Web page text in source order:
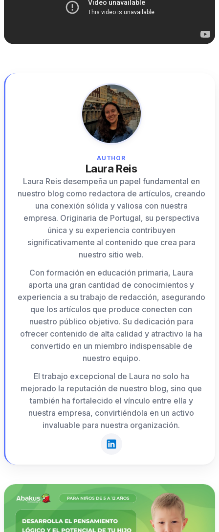
AUTHOR
Laura Reis
Laura Reis desempeña un papel fundamental en
nuestro blog como redactora de artículos, creando
una conexión sólida y valiosa con nuestra
empresa. Originaria de Portugal, su perspectiva
única y su experiencia contribuyen
significativamente al contenido que crea para
nuestro sitio web.
Con formación en educación primaria, Laura
aporta una gran cantidad de conocimientos y
experiencia a su trabajo de redacción, asegurando
que los artículos que produce conecten con
nuestro público objetivo. Su dedicación para
ofrecer contenido de alta calidad y atractivo la ha
convertido en un miembro indispensable de
nuestro equipo.
El trabajo excepcional de Laura no solo ha
mejorado la reputación de nuestro blog, sino que
también ha fortalecido el vínculo entre ella y
nuestra empresa, convirtiéndola en un activo
invaluable para nuestra organización.